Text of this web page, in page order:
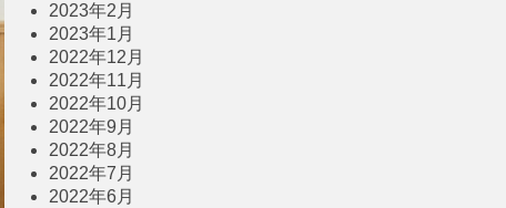
2023年2月
2023年1月
2022年12月
2022年11月
2022年10月
2022年9月
2022年8月
2022年7月
2022年6月